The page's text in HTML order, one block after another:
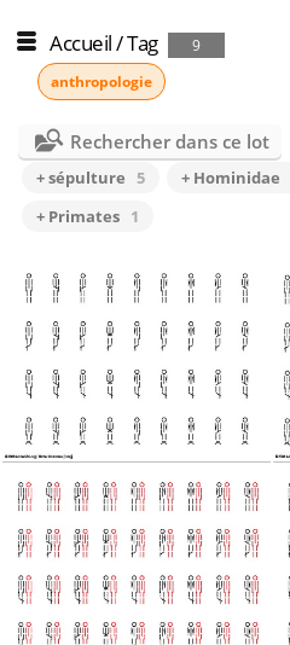
Accueil/Tag
9
anthropologie
Rechercher dans ce lot
+ sépulture 5 + Hominidae
+ Primates 1